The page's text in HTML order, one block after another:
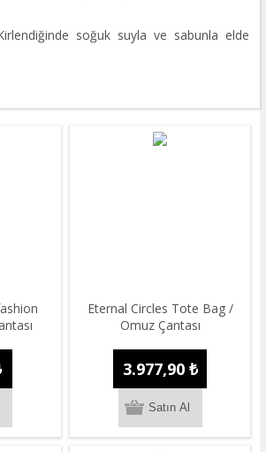
soğuk suyla ve sabunla elde
Eternal Circles Tote Bag /
Omuz Çantası
3.977,90 ₺